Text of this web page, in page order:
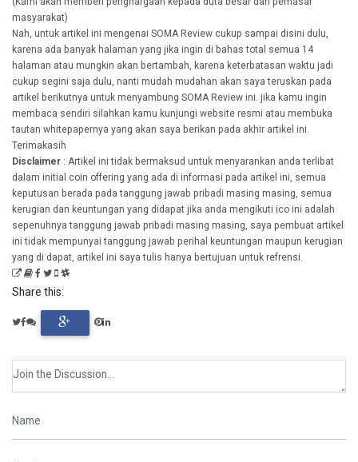
masyarakat)
Nah, untuk artikel ini mengenai SOMA Review cukup sampai disini dulu,
karena ada banyak halaman yang jika ingin di bahas total semua 14
halaman atau mungkin akan bertambah, karena keterbatasan waktu jadi
cukup segini saja dulu, nanti mudah mudahan akan saya teruskan pada
artikel berikutnya untuk menyambung SOMA Review ini. jika kamu ingin
membaca sendiri silahkan kamu kunjungi website resmi atau membuka
tautan whitepapernya yang akan saya berikan pada akhir artikel ini.
Terimakasih
Disclaimer : Artikel ini tidak bermaksud untuk menyarankan anda terlibat
dalam initial coin offering yang ada di informasi pada artikel ini, semua
keputusan berada pada tanggung jawab pribadi masing masing, semua
kerugian dan keuntungan yang didapat jika anda mengikuti ico ini adalah
sepenuhnya tanggung jawab pribadi masing masing, saya pembuat artikel
ini tidak mempunyai tanggung jawab perihal keuntungan maupun kerugian
yang di dapat, artikel ini saya tulis hanya bertujuan untuk refrensi.
Share this: